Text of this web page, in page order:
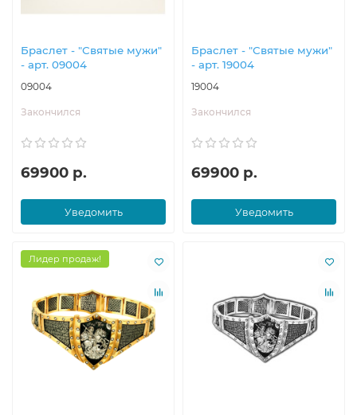
Браслет - "Святые мужи"
- арт. 09004
09004
Закончился
69900 р.
Уведомить
Браслет - "Святые мужи"
- арт. 19004
19004
Закончился
69900 р.
Уведомить
Лидер продаж!